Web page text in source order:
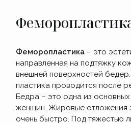
Феморопластика – это
направленная на подтяжку
внешней поверхностей
пластика проводится после
Бедра – это одна из
женщин. Жировые отложения
очень быстро. Под тяжестью